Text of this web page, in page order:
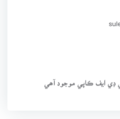
ايف ڪاپي موجود آھي